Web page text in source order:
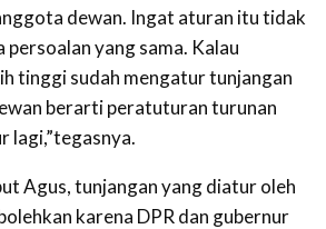
dewan. Ingat aturan itu tidak
persoalan yang sama. Kalau
tinggi sudah mengatur tunjangan
berarti peratuturan turunan
lagi,”tegasnya.
Agus, tunjangan yang diatur oleh
karena DPR dan gubernur